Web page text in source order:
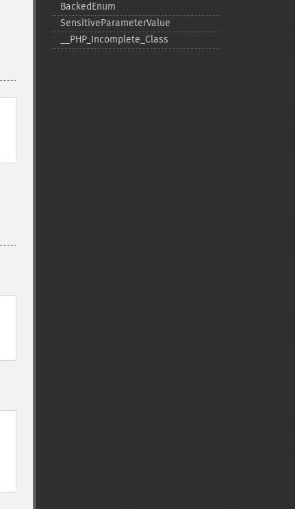
BackedEnum
SensitiveParameterValue
_​_​PHP_​Incomplete_​Class